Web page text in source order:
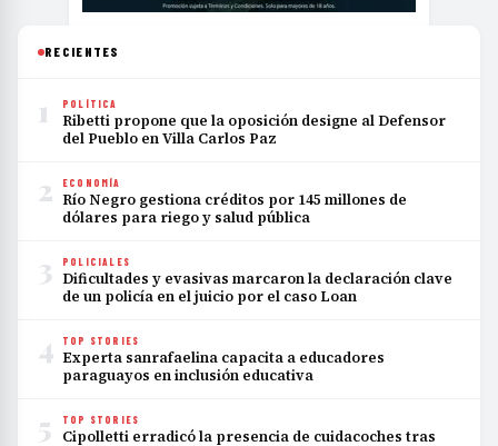
RECIENTES
1 POLÍTICA
Ribetti propone que la oposición designe al Defensor
del Pueblo en Villa Carlos Paz
2 ECONOMÍA
Río Negro gestiona créditos por 145 millones de
dólares para riego y salud pública
3 POLICIALES
Dificultades y evasivas marcaron la declaración clave
de un policía en el juicio por el caso Loan
4 TOP STORIES
Experta sanrafaelina capacita a educadores
paraguayos en inclusión educativa
5 TOP STORIES
Cipolletti erradicó la presencia de cuidacoches tras